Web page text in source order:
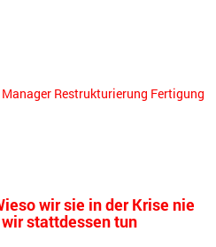
Restrukturierung Fertigung
wir sie in der Krise nie
stattdessen tun